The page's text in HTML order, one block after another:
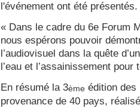
l'événement ont été présentés.
« Dans le cadre du 6e Forum
nous espérons pouvoir
l’audiovisuel dans la quête
l’eau et l’assainissement
En résumé la 3ème édition des
provenance de 40 pays,